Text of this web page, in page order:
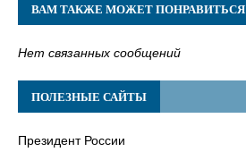
ВАМ ТАКЖЕ МОЖЕТ ПОНРАВИТЬСЯ
Нет связанных сообщений
ПОЛЕЗНЫЕ САЙТЫ
Президент России